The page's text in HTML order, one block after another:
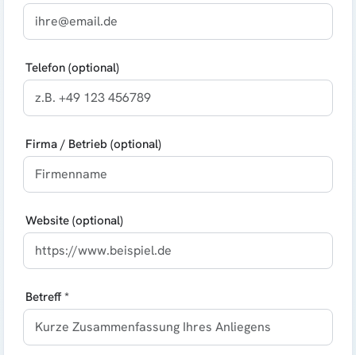
Telefon (optional)
Firma / Betrieb (optional)
Website (optional)
Betreff *